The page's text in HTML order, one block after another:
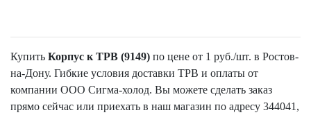
Купить Корпус к ТРВ (9149) по цене от 1 руб./шт. в Ростов-
на-Дону. Гибкие условия доставки ТРВ и оплаты от
компании ООО Сигма-холод. Вы можете сделать заказ
прямо сейчас или приехать в наш магазин по адресу 344041,